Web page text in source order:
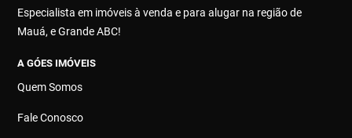
Especialista em imóveis à venda e para alugar na região de
Mauá, e Grande ABC!
A GÓES IMÓVEIS
Quem Somos
Fale Conosco